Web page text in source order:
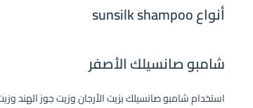
أنواع sunsilk shampoo
شامبو صانسيلك الأصفر
استخدام شامبو صانسيلك بزيت الأرجان وزيت جوز الهند